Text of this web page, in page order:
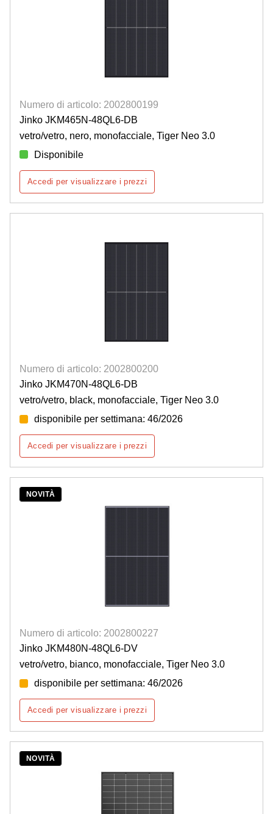
Numero di articolo: 2002800199
Jinko JKM465N-48QL6-DB
vetro/vetro, nero, monofacciale, Tiger Neo 3.0
Disponibile
Accedi per visualizzare i prezzi
Numero di articolo: 2002800200
Jinko JKM470N-48QL6-DB
vetro/vetro, black, monofacciale, Tiger Neo 3.0
disponibile per settimana: 46/2026
Accedi per visualizzare i prezzi
NOVITÀ
Numero di articolo: 2002800227
Jinko JKM480N-48QL6-DV
vetro/vetro, bianco, monofacciale, Tiger Neo 3.0
disponibile per settimana: 46/2026
Accedi per visualizzare i prezzi
NOVITÀ